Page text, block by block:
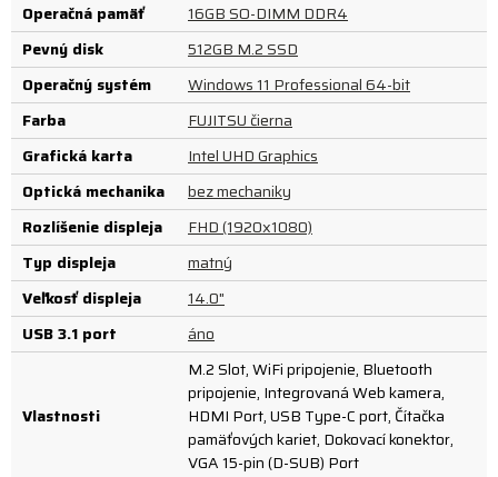
Operačná pamäť
16GB SO-DIMM DDR4
Pevný disk
512GB M.2 SSD
Operačný systém
Windows 11 Professional 64-bit
Farba
FUJITSU čierna
Grafická karta
Intel UHD Graphics
Optická mechanika
bez mechaniky
Rozlíšenie displeja
FHD (1920x1080)
Typ displeja
matný
Veľkosť displeja
14.0"
USB 3.1 port
áno
Vlastnosti
M.2 Slot, WiFi pripojenie, Bluetooth
pripojenie, Integrovaná Web kamera,
HDMI Port, USB Type-C port, Čítačka
pamäťových kariet, Dokovací konektor,
VGA 15-pin (D-SUB) Port